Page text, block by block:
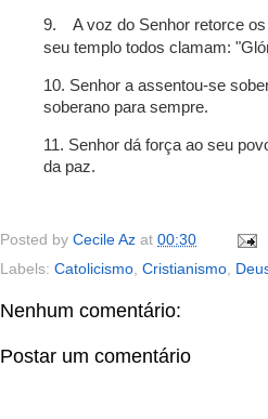
9.
A voz do Senhor retorce
seu templo todos clamam:
10. Senhor a assentou-se
soberano para sempre.
11. Senhor dá força ao seu
da paz.
Posted by Cecile Az at 00:30
Labels: Catolicismo, Cristianismo,
Nenhum comentário:
Postar um comentário